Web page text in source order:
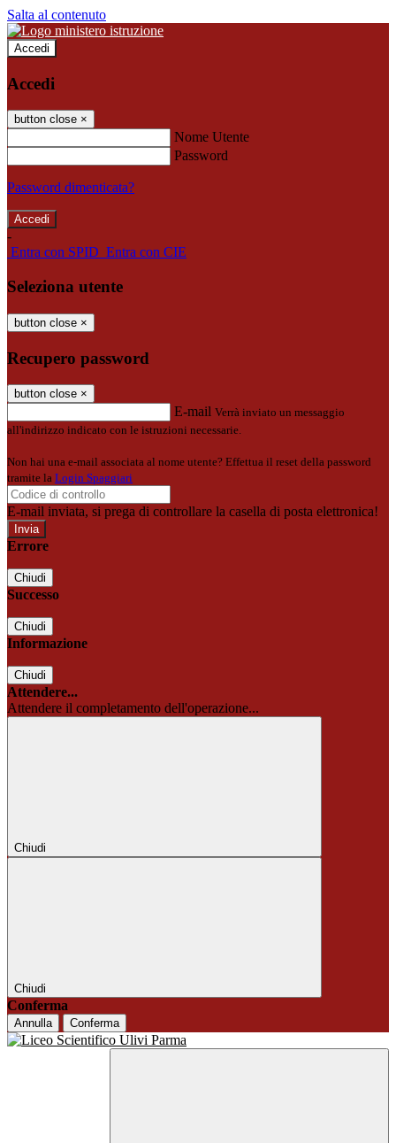
Salta al contenuto
Accedi
Accedi
button close ×
Nome Utente
Password
Password dimenticata?
-
Entra con SPID Entra con CIE
Seleziona utente
button close ×
Recupero password
button close ×
E-mail Verrà inviato un messaggio
all'indirizzo indicato con le istruzioni necessarie.
Non hai una e-mail associata al nome utente? Effettua il reset della password
tramite la Login Spaggiari
E-mail inviata, si prega di controllare la casella di posta elettronica!
Errore
Chiudi
Successo
Chiudi
Informazione
Chiudi
Attendere...
Attendere il completamento dell'operazione...
Chiudi
Chiudi
Conferma
Annulla Conferma